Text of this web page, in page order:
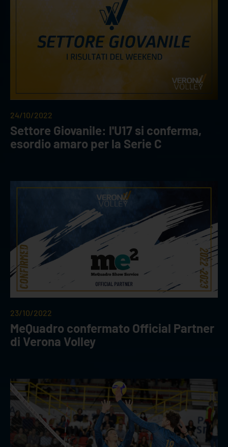
24/10/2022
Settore Giovanile: l'U17 si conferma,
esordio amaro per la Serie C
23/10/2022
MeQuadro confermato Official Partner
di Verona Volley